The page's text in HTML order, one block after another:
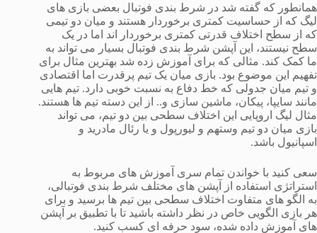
همانطور که گفته شد در شرط بندی فوتبال بعضی بازی های
لیگ که از حساسیت کمتری برخوردار هستند و میان دو تیمی
که از سطح اختلاف قدرتی کمتری برخوردار اند اما در یک
سطح نیستند، این آپشن شرط بندی فوتبال بسیار می تواند به
ما کمک کند. مثالی که برای آموزش زده شد بهترین مثال برای
تفهیم این موضوع بود. بازی میان یک تیم پرقدرت اما اقتصادی
و تیم میان جدولی که خط دفاع به نسبت خوبی دارد. تیم هایی
مانند سایپا، پیکان، ماشین سازی و.. از این دسته تیم ها هستند.
مثال لیگ اروپایی این اختلاف سطحی بین دو تیم، می تواند
بازی میان دو تیم وستهم و لیورپول و یا رئال مادرید و
اسپانیول باشد.
سعی کنید با خواندن تمام سری آموزش های مربوط به
استراتژی استفاده از آپشن های مختلف شرط بندی فوتبالی،
به الگو های متفاوت اختلاف سطحی بین تیم ها برسید و برای
هر بازی الگویی خاص در نظر داشته باشید تا با تطبیق بر آپشن
های آموزش داده شده، سود حرفه ای کسب کنید.